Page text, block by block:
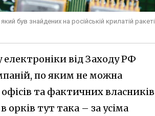
був знайдених на російській крилатій ракеті
від Заходу РФ
по яким не можна
та фактичних власників
тут така – за усіма